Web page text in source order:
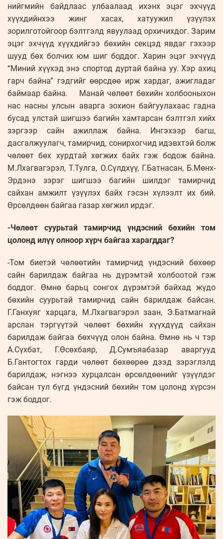
нийгмийн байдлаас улбаалаад ихэнх эцэг эхчүүд
хүүхдийнхээ жинг хасах, хатуужил үзүүлэх
зорилготойгоор бэлтгэлд явуулаад орхичихдог. Зарим
эцэг эхчүүд хүүхдийгээ бөхийн секцэд явдаг гэхээр
шууд бөх болчих юм шиг боддог. Харин эцэг эхчүүд
“Миний хүүхэд энэ спортод дуртай байна уу. Хэр ахиц
гарч байна” гэдгийг өөрсдөө ирж хардаг, ажигладаг
баймаар байна. Манай чөлөөт бөхийн холбооныхон
нас насны улсын аварга зохион байгуулахаас гадна
бусад улстай шигшээ багийн хамтарсан бэлтгэл хийх
зэргээр сайн ажиллаж байна. Ингэхээр багш,
дасгалжуулагч, тамирчид, сонирхогчид идэвхтэй болж
чөлөөт бөх хурдтай хөгжих байх гэж бодож байна.
М.Лхагвагэрэл, Т.Тулга, О.Сүлдхүү, Г.Батнасан, Б.Мөнх-
Эрдэнэ зэрэг шигшээ багийн шилдэг тамирчид
сайхан амжилт үзүүлэх байх гэсэн хүлээлт их бий.
Өрсөлдөөн байгаа газар хөгжил ирдэг.
-Чөлөөт суурьтай тамирчид үндэсний бөхийн том
цолонд илүү олноор хүрч байгаа харагддаг?
-Том биетэй чөлөөтийн тамирчид үндэсний бөхөөр
сайн барилдаж байгаа нь дүрэмтэй холбоотой гэж
боддог. Өмнө барьц сонгох дүрэмтэй байхад жүдо
бөхийн суурьтай тамирчид сайн барилдаж байсан.
Г.Ганхуяг харцага, М.Лхагвагэрэл заан, Э.Батмагнай
арслан тэргүүтэй чөлөөт бөхийн хүүхдүүд сайхан
барилдаж байгаа бөхчүүд олон байна. Өмнө нь ч тэр
А.Сүхбат, Г.Өсөхбаяр, Д.Сумъяабазар аваргууд
Б.Гантогтох гарди чөлөөт бөхөөрөө дээд зэрэглэлд
барилдаж, нэгнээ хурцалсан өрсөлдөөнийг үзүүлдэг
байсан тул бүгд үндэсний бөхийн том цолонд хүрсэн
гэж боддог.